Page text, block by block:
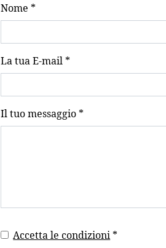
title
form id
Nome *
La tua E-mail *
Il tuo messaggio *
Accetta le condizioni *